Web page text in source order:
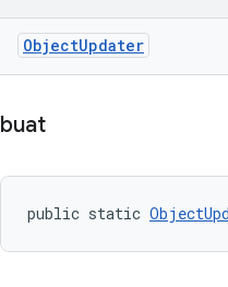
ObjectUpdater
buat
public static